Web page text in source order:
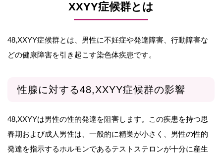
XXYY症候群とは
48,XXYY症候群とは、男性に不妊症や発達障害、行動障害な
どの健康障害を引き起こす染色体疾患です。
性腺に対する48,XXYY症候群の影響
48,XXYYは男性の性的発達を阻害します。この疾患を持つ思
春期および成人男性は、一般的に精巣が小さく、男性の性的
発達を指示するホルモンであるテストステロンが十分に産生